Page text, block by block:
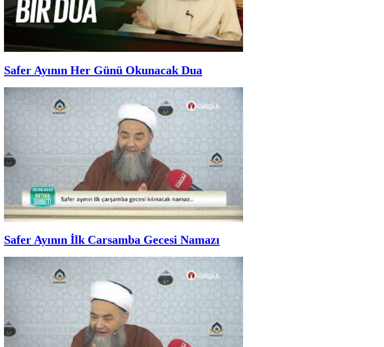
Safer Ayının Her Günü Okunacak Dua
Safer Ayının İlk Carsamba Gecesi Namazı